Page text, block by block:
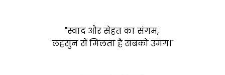
"स्वाद और सेहत का संगम,
लहसुन से मिलता है सबको उमंग।"